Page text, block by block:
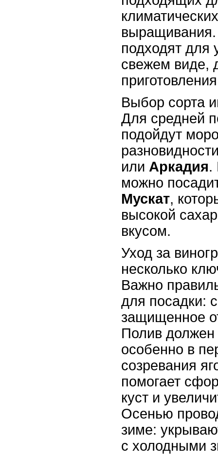
подходят для
свежем виде,
Выбор сорта
Для средней
подойдут
или Аркадия.
можно
Мускат,
высокой
вкусом.
Уход за
несколько
Важно
для посадки:
защищенное
Полив
особенно в
созревания
помогает
куст и
Осенью
зиме:
с холодными